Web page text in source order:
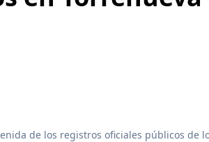
de los registros oficiales públicos de